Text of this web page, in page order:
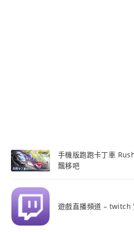
手機版跑跑卡丁車
飄移吧
遊戲直播頻道 – twitch